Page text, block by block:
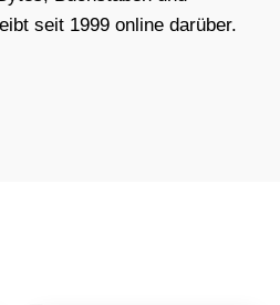
seit 1999 online darüber.